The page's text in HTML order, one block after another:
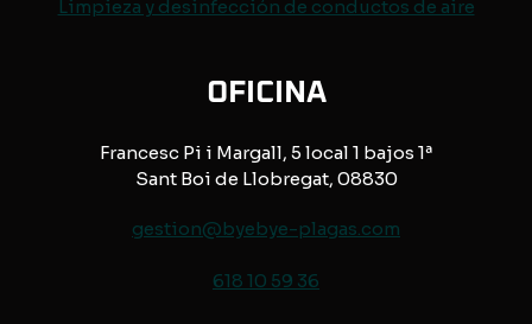
Limpieza y desinfección de conductos de aire
OFICINA
Francesc Pi i Margall, 5 local 1 bajos 1ª
Sant Boi de Llobregat, 08830
gestion@byebye-plagas.com
618 10 59 36